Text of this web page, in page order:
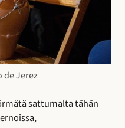
de Jerez
sattumalta tähän